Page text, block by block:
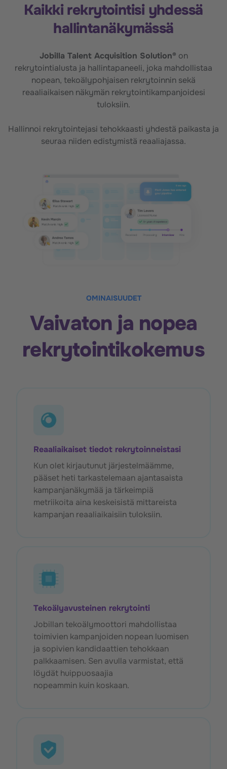
Kaikki rekrytointisi yhdessä
hallintanäkymässä
Jobilla Talent Acquisition Solution® on
rekrytointialusta ja hallintapaneeli, joka mahdollistaa
nopean, tekoälypohjaisen rekrytoinnin sekä
reaaliaikaisen näkymän rekrytointikampanjoidesi
tuloksiin.
Hallinnoi rekrytointejasi tehokkaasti yhdestä paikasta ja
seuraa niiden edistymistä reaaliajassa.
OMINAISUUDET
Vaivaton ja nopea
rekrytointikokemus
Reaaliaikaiset tiedot rekrytoinneistasi
Kun olet kirjautunut järjestelmäämme,
pääset heti tarkastelemaan ajantasaista
kampanjanäkymää ja tärkeimpiä
metriikoita aina keskeisistä mittareista
kampanjan reaaliaikaisiin tuloksiin.
Tekoälyavusteinen rekrytointi
Jobillan tekoälymoottori mahdollistaa
toimivien kampanjoiden nopean luomisen
ja sopivien kandidaattien tehokkaan
palkkaamisen. Sen avulla varmistat, että
löydät huippuosaajia
nopeammin kuin koskaan.